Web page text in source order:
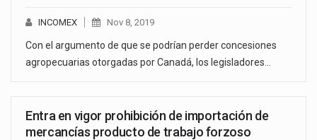
INCOMEX Nov 8, 2019
Con el argumento de que se podrían perder concesiones
agropecuarias otorgadas por Canadá, los legisladores…
Entra en vigor prohibición de importación de
mercancías producto de trabajo forzoso